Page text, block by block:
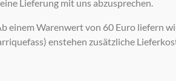
Lieferung mit uns abzusprechen.
einem Warenwert von 60 Euro liefern
enstehen zusätzliche